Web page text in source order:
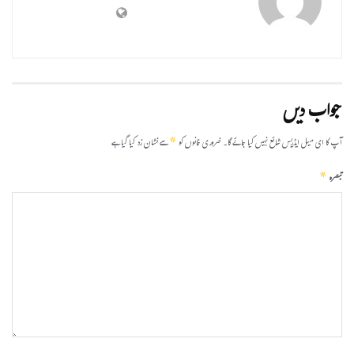
جواب دیں
آپ کا ای میل ایڈریس شائع نہیں کیا جائے گا۔ضروری خانوں کو*سے نشان زد کیا گیا ہے
تبصرہ*